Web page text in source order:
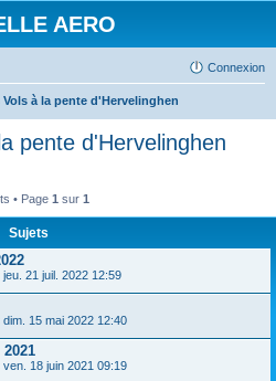
AERO
Connexion
à la pente d'Hervelinghen
pente d'Hervelinghen
• Page 1 sur 1
Sujets
jeu. 21 juil. 2022 12:59
dim. 15 mai 2022 12:40
ven. 18 juin 2021 09:19